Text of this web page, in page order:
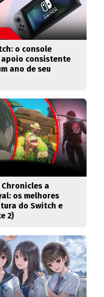
o console
consistente
ano de seu
Chronicles a
os melhores
do Switch e
2)